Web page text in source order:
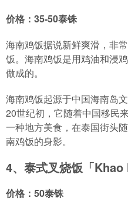
价格：35-50泰铢
海南鸡饭据说新鲜爽滑，非
饭。海南鸡饭是用鸡油和浸
做成的。
海南鸡饭起源于中国海南岛文
20世纪初，它随着中国移民
一种地方美食，在泰国街头
南鸡饭的身影。
4、泰式叉烧饭「
价格：50泰铢